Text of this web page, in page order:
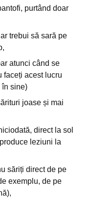
purtând doar
trebui să sară pe
atunci când se
faceți acest lucru
în sine)
joase și mai
direct la sol
leziuni la
săriți direct de pe
exemplu, de pe